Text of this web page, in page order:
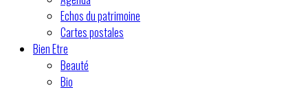
Echos du patrimoine
Cartes postales
Bien Etre
Beauté
Bio